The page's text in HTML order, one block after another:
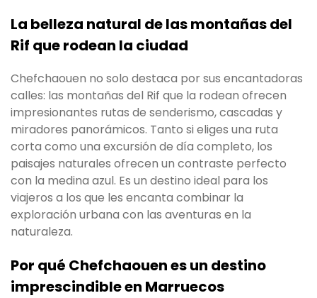
La belleza natural de las montañas del
Rif que rodean la ciudad
Chefchaouen no solo destaca por sus encantadoras
calles: las montañas del Rif que la rodean ofrecen
impresionantes rutas de senderismo, cascadas y
miradores panorámicos. Tanto si eliges una ruta
corta como una excursión de día completo, los
paisajes naturales ofrecen un contraste perfecto
con la medina azul. Es un destino ideal para los
viajeros a los que les encanta combinar la
exploración urbana con las aventuras en la
naturaleza.
Por qué Chefchaouen es un destino
imprescindible en Marruecos